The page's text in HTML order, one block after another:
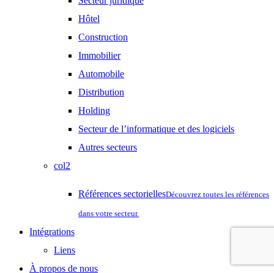
Hôtel
Construction
Immobilier
Automobile
Distribution
Holding
Secteur de l’informatique et des logiciels
Autres secteurs
col2
Références sectoriellesDécouvrez toutes les références
dans votre secteur.
Intégrations
Liens
À propos de nous